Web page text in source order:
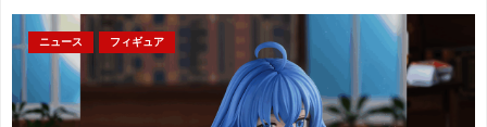
ニュース フィギュア